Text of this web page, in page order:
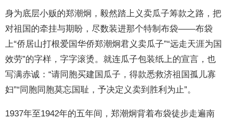
身为底层小贩的郑潮炯，毅然踏上义卖瓜子筹款之路，把
对祖国的牵挂与期盼，尽数装进那个特制布袋——布袋
上“侨居山打根爱国华侨郑潮炯君义卖瓜子”“远走天涯为国
效劳”的字样，字字滚烫。就连瓜子包装纸上的宣言，也
写满赤诚：“请同胞买建国瓜子，得款悉救济祖国孤儿寡
妇”“同胞同胞莫忘国耻，予决定义卖到胜利为止”。
1937年至1942年的五年间，郑潮炯背着布袋徒步走遍南